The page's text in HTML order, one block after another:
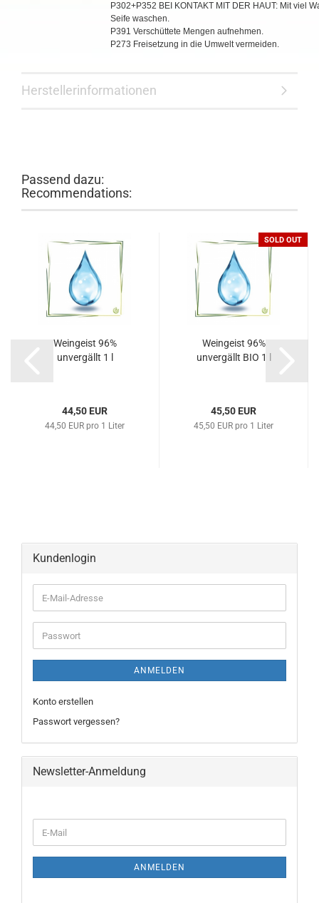
P302+P352 BEI KONTAKT MIT DER HAUT: Mit viel
Seife waschen.
P391 Verschüttete Mengen aufnehmen.
P273 Freisetzung in die Umwelt vermeiden.
Herstellerinformationen
Passend dazu:
Recommendations:
Weingeist 96%
unvergällt 1 l
44,50 EUR
44,50 EUR pro 1 Liter
SOLD OUT
Weingeist 96%
unvergällt BIO 1 l
45,50 EUR
45,50 EUR pro 1 Liter
Kundenlogin
ANMELDEN
Konto erstellen
Passwort vergessen?
Newsletter-Anmeldung
ANMELDEN